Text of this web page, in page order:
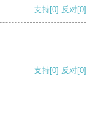
支持[0] 反对[0]
支持[0] 反对[0]